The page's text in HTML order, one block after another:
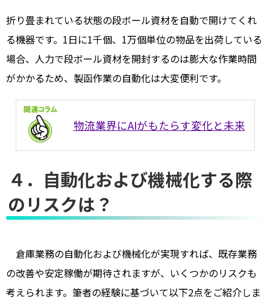
折り畳まれている状態の段ボール資材を自動で開けてくれ
る機器です。1日に1千個、1万個単位の物品を出荷している
場合、人力で段ボール資材を開封するのは膨大な作業時間
がかかるため、製函作業の自動化は大変便利です。
物流業界にAIがもたらす変化と未来
４．自動化および機械化する際
のリスクは？
倉庫業務の自動化および機械化が実現すれば、既存業務
の改善や安定稼働が期待されますが、いくつかのリスクも
考えられます。筆者の経験に基づいて以下2点をご紹介しま